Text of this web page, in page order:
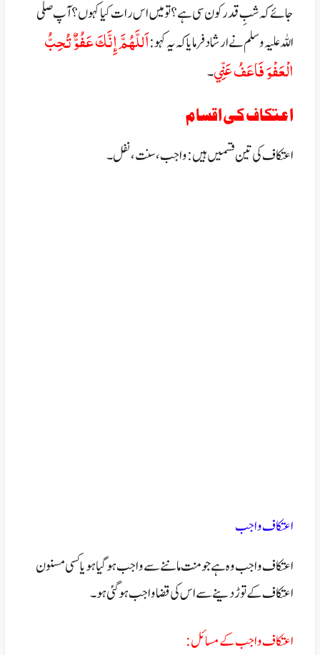
جائے کہ شبِ قدر کون سی ہے؟ تو میں اس رات کیا کہوں؟آپ صلی
اللہ علیہ وسلم نے ارشاد فرمایا کہ یہ کہو:اَللَّهُمَّ إِنَّكَ عَفُوٌّ تُحِبُّ
الْعَفْوَ فَاعَفُ عَنِّي۔
اعتکاف کی اقسام
اعتکاف کی تین قسمیں ہیں:واجب، سنت ، نفل۔
اعتکاف واجب
اعتکاف واجب وہ ہے جو منت ماننے سے واجب ہو گیا ہو یا کسی مسنون
اعتکاف کے توڑ دینے سے اس کی قضا واجب ہو گئی ہو۔
اعتکاف واجب کے مسائل :